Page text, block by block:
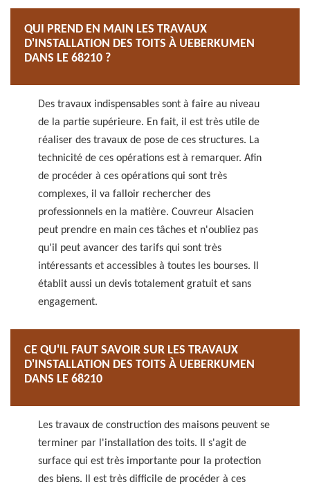
QUI PREND EN MAIN LES TRAVAUX
D'INSTALLATION DES TOITS À UEBERKUMEN
DANS LE 68210 ?
Des travaux indispensables sont à faire au niveau
de la partie supérieure. En fait, il est très utile de
réaliser des travaux de pose de ces structures. La
technicité de ces opérations est à remarquer. Afin
de procéder à ces opérations qui sont très
complexes, il va falloir rechercher des
professionnels en la matière. Couvreur Alsacien
peut prendre en main ces tâches et n'oubliez pas
qu'il peut avancer des tarifs qui sont très
intéressants et accessibles à toutes les bourses. Il
établit aussi un devis totalement gratuit et sans
engagement.
CE QU'IL FAUT SAVOIR SUR LES TRAVAUX
D'INSTALLATION DES TOITS À UEBERKUMEN
DANS LE 68210
Les travaux de construction des maisons peuvent se
terminer par l'installation des toits. Il s'agit de
surface qui est très importante pour la protection
des biens. Il est très difficile de procéder à ces